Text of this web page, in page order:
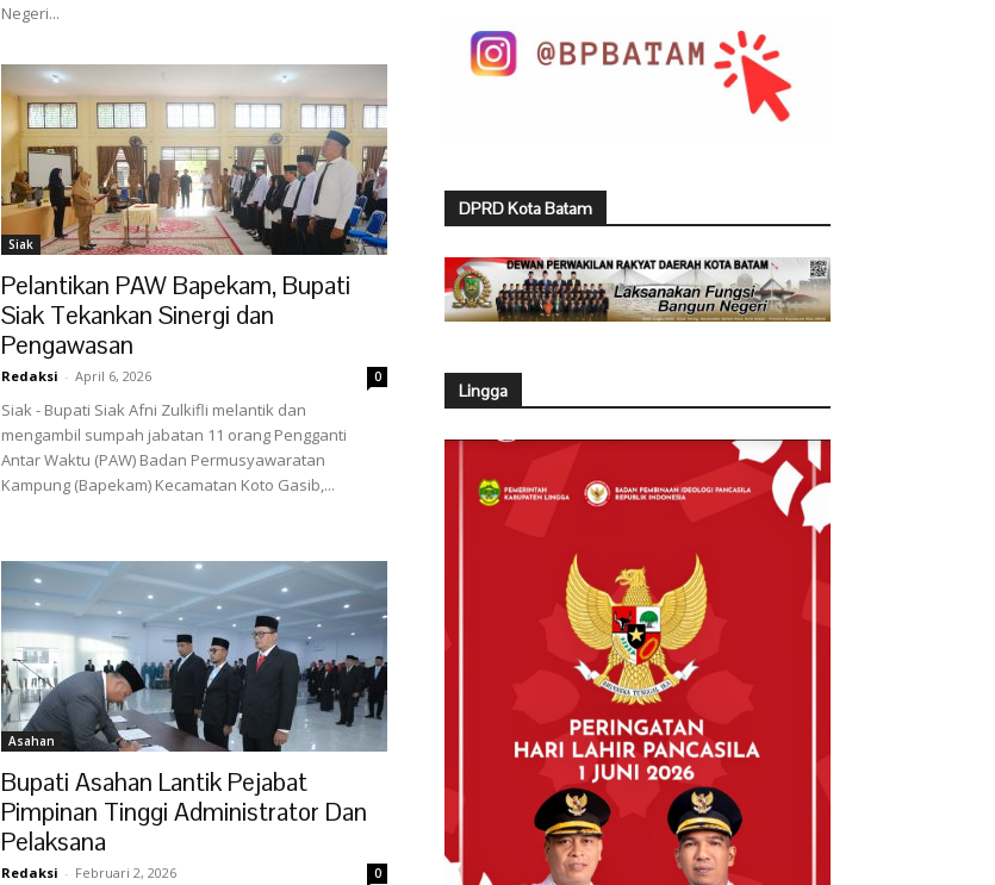
Negeri...
Siak
Pelantikan PAW Bapekam, Bupati
Siak Tekankan Sinergi dan
Pengawasan
Redaksi - April 6, 2026 0
Siak - Bupati Siak Afni Zulkifli melantik dan
mengambil sumpah jabatan 11 orang Pengganti
Antar Waktu (PAW) Badan Permusyawaratan
Kampung (Bapekam) Kecamatan Koto Gasib,...
Asahan
Bupati Asahan Lantik Pejabat
Pimpinan Tinggi Administrator Dan
Pelaksana
Redaksi - Februari 2, 2026 0
DPRD Kota Batam
Lingga